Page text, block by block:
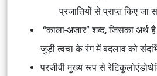
प्रजातियों से प्राप्त किए जा
“काला-अजार” शब्द, जिसका अर्थ
जुड़ी त्वचा के रंग में बदलाव को
परजीवी मुख्य रूप से